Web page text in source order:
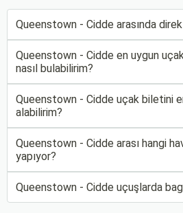
Queenstown - Cidde arasında
Queenstown - Cidde en uygun
nasıl bulabilirim?
Queenstown - Cidde uçak biletini
alabilirim?
Queenstown - Cidde arası hangi
yapıyor?
Queenstown - Cidde uçuşlarda